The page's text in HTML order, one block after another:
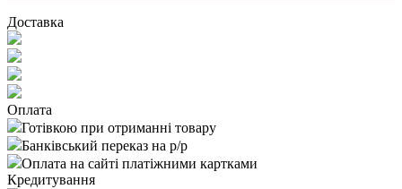
Доставка
Оплата
Готівкою при отриманні товару
Банківський переказ на р/р
Оплата на сайті платіжними картками
Кредитування